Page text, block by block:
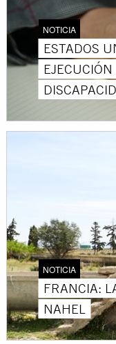
NOTICIA
ESTADOS
NOTICIA
FRANCIA:
NAHEL